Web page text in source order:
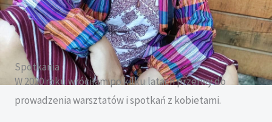
Spotkania
W 2020 roku wróciłam po kilku latach przerwy do
prowadzenia warsztatów i spotkań z kobietami.